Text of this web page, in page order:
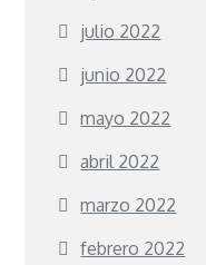
julio 2022
junio 2022
mayo 2022
abril 2022
marzo 2022
febrero 2022